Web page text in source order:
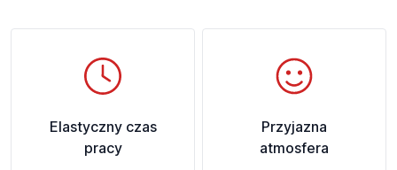
Elastyczny czas
pracy
Przyjazna
atmosfera